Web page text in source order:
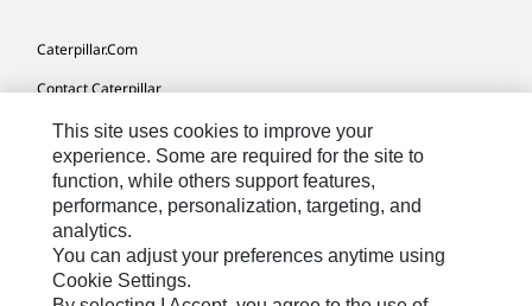
Caterpillar.com
Contact Caterpillar
Mijn Marketingvoorkeuren
Site Map
Cookie Settings
Legal
Privacy
This site uses cookies to improve your
experience. Some are required for the site to
function, while others support features,
performance, personalization, targeting, and
analytics.
You can adjust your preferences anytime using
Cookie Settings.